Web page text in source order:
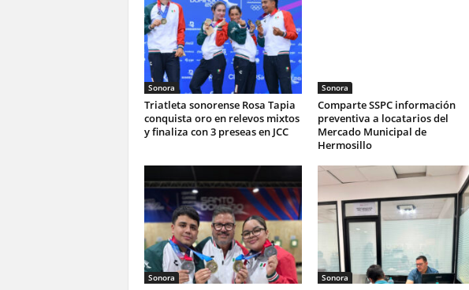
Sonora
Triatleta sonorense Rosa Tapia
conquista oro en relevos mixtos
y finaliza con 3 preseas en JCC
Sonora
Comparte SSPC información
preventiva a locatarios del
Mercado Municipal de
Hermosillo
Sonora Sonora